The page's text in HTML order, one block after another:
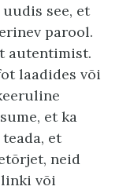
see, et
parool.
autentimist.
laadides või
et ka
et
neid
või